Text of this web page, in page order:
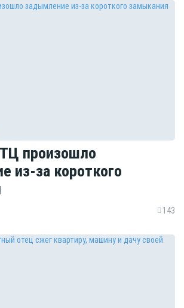
произошло
из-за короткого
143